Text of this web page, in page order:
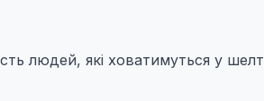
людей, які ховатимуться у